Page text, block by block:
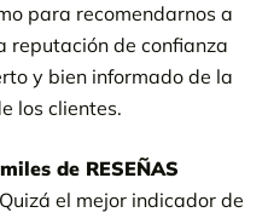
para recomendarnos a
reputación de confianza
y bien informado de la
los clientes.
de RESEÑAS
Quizá el mejor indicador de